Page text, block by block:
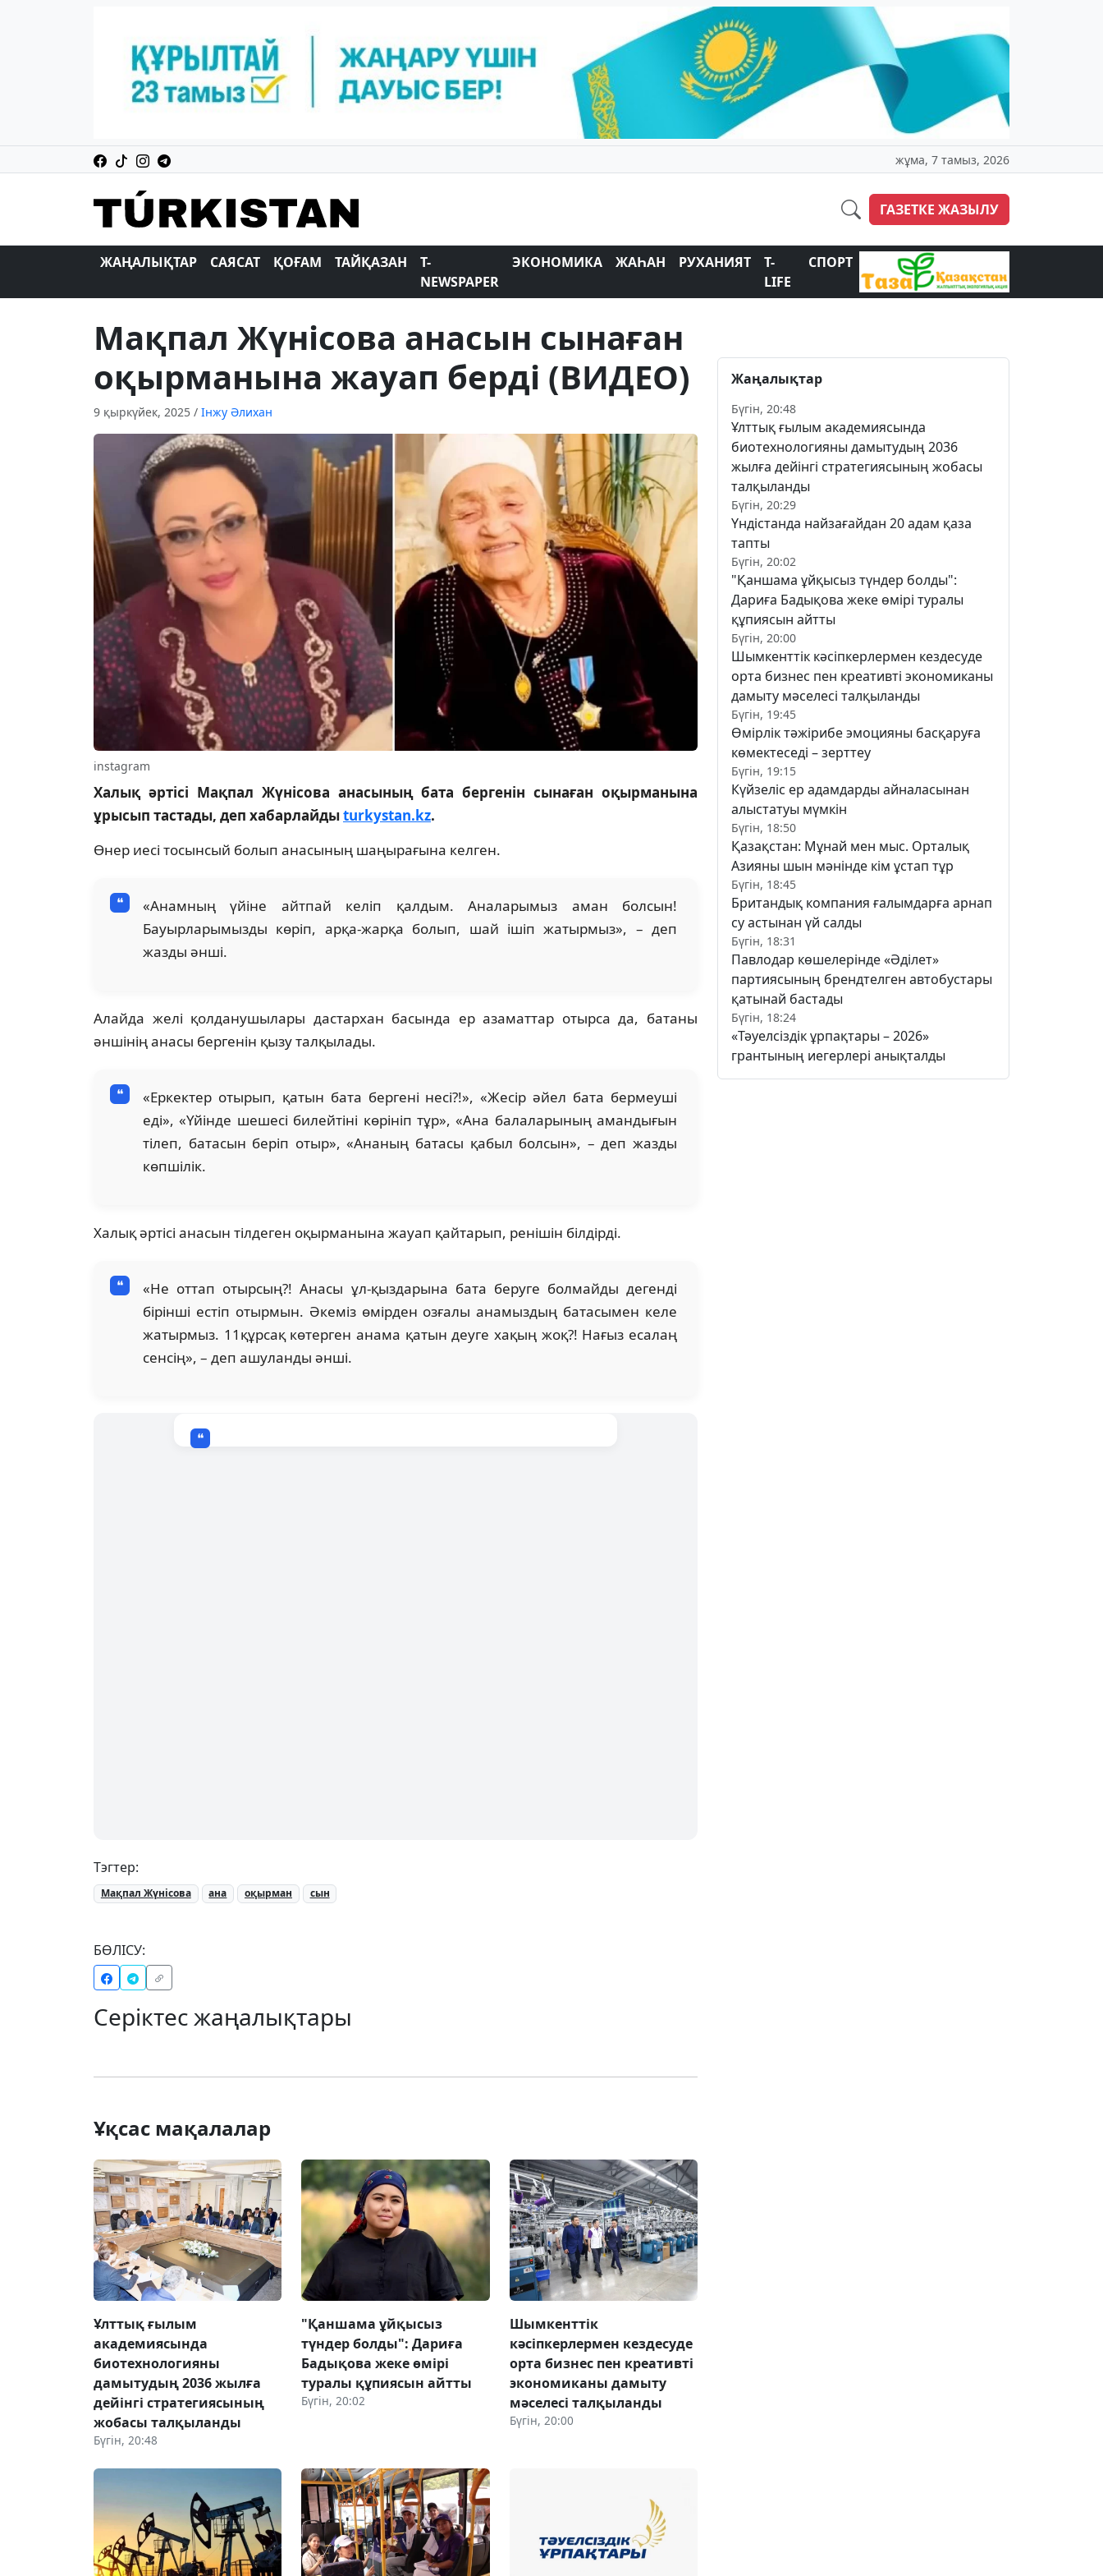
жұма, 7 тамыз, 2026
ГАЗЕТКЕ ЖАЗЫЛУ
ЖАҢАЛЫҚТАР САЯСАТ ҚОҒАМ ТАЙҚАЗАН
T-
NEWSPAPER
ЭКОНОМИКА ЖАҺАН РУХАНИЯТ
T-
LIFE
СПОРТ
Мақпал Жүнісова анасын сынаған
оқырманына жауап берді (ВИДЕО)
9 қыркүйек, 2025 / Інжу Әлихан
instagram
Халық әртісі Мақпал Жүнісова анасының бата бергенін сынаған оқырманына
ұрысып тастады, деп хабарлайдыturkystan.kz.
Өнер иесі тосынсый болып анасының шаңырағына келген.
«Анамның үйіне айтпай келіп қалдым. Аналарымыз аман болсын!
Бауырларымызды көріп, арқа-жарқа болып, шай ішіп жатырмыз», – деп
жазды әнші.
Алайда желі қолданушылары дастархан басында ер азаматтар отырса да, батаны
әншінің анасы бергенін қызу талқылады.
«Еркектер отырып, қатын бата бергені несі?!», «Жесір әйел бата бермеуші
еді», «Үйінде шешесі билейтіні көрініп тұр», «Ана балаларының амандығын
тілеп, батасын беріп отыр», «Ананың батасы қабыл болсын», – деп жазды
көпшілік.
Халық әртісі анасын тілдеген оқырманына жауап қайтарып, ренішін білдірді.
«Не оттап отырсың?! Анасы ұл-қыздарына бата беруге болмайды дегенді
бірінші естіп отырмын. Әкеміз өмірден озғалы анамыздың батасымен келе
жатырмыз. 11құрсақ көтерген анама қатын деуге хақың жоқ?! Нағыз есалаң
сенсің», – деп ашуланды әнші.
Тэгтер:
Мақпал Жүнісова ана оқырман сын
БӨЛІСУ:
Серіктес жаңалықтары
Ұқсас мақалалар
Ұлттық ғылым
академиясында
биотехнологияны
дамытудың 2036 жылға
дейінгі стратегиясының
жобасы талқыланды
Бүгін, 20:48
"Қаншама ұйқысыз
түндер болды": Дариға
Бадықова жеке өмірі
туралы құпиясын айтты
Бүгін, 20:02
Шымкенттік
кәсіпкерлермен кездесуде
орта бизнес пен креативті
экономиканы дамыту
мәселесі талқыланды
Бүгін, 20:00
Жаңалықтар
Бүгін, 20:48
Ұлттық ғылым академиясында
биотехнологияны дамытудың 2036
жылға дейінгі стратегиясының жобасы
талқыланды
Бүгін, 20:29
Үндістанда найзағайдан 20 адам қаза
тапты
Бүгін, 20:02
"Қаншама ұйқысыз түндер болды":
Дариға Бадықова жеке өмірі туралы
құпиясын айтты
Бүгін, 20:00
Шымкенттік кәсіпкерлермен кездесуде
орта бизнес пен креативті экономиканы
дамыту мәселесі талқыланды
Бүгін, 19:45
Өмірлік тәжірибе эмоцияны басқаруға
көмектеседі – зерттеу
Бүгін, 19:15
Күйзеліс ер адамдарды айналасынан
алыстатуы мүмкін
Бүгін, 18:50
Қазақстан: Мұнай мен мыс. Орталық
Азияны шын мәнінде кім ұстап тұр
Бүгін, 18:45
Британдық компания ғалымдарға арнап
су астынан үй салды
Бүгін, 18:31
Павлодар көшелерінде «Әділет»
партиясының брендтелген автобустары
қатынай бастады
Бүгін, 18:24
«Тәуелсіздік ұрпақтары – 2026»
грантының иегерлері анықталды